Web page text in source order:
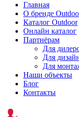
Главная
О бренде
Каталог Outdoor
Онлайн каталог
Партнёрам
Для
Для
Для
Наши объекты
Блог
Контакты